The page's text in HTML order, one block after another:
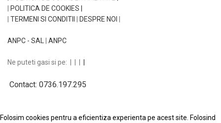
POLITICA DE COOKIES |
TERMENI SI CONDITII DESPRE NOI
ANPC - SAL ANPC
Ne puteti gasi si pe:
Contact: 0736.197.295
Folosim cookies pentru a eficientiza experienta pe acest site. Folosind